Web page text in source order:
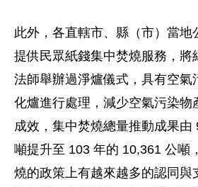
此外，各直轄市、縣（市）當地
提供民眾紙錢集中焚燒服務，將
法師舉辦過淨爐儀式，具有空氣
化爐進行處理，減少空氣污染物
成效，集中焚燒總量推動成果由
噸提升至 103 年的 10,361 公噸
燒的政策上有越來越多的認同與